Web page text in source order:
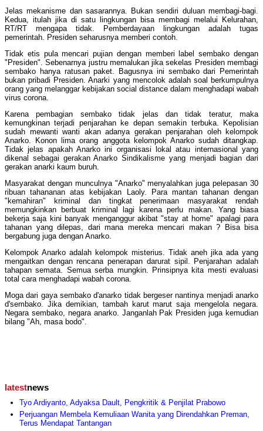
Jelas mekanisme dan sasarannya. Bukan sendiri duluan membagi-bagi.
Kedua, itulah jika di satu lingkungan bisa membagi melalui Kelurahan,
RT/RT mengapa tidak. Pemberdayaan lingkungan adalah tugas
pemerintah. Presiden seharusnya memberi contoh.
Tidak etis pula mencari pujian dengan memberi label sembako dengan
"Presiden". Sebenarnya justru memalukan jika sekelas Presiden membagi
sembako hanya ratusan paket. Bagusnya ini sembako dari Pemerintah
bukan pribadi Presiden. Anarki yang mencolok adalah soal berkumpulnya
orang yang melanggar kebijakan social distance dalam menghadapi wabah
virus corona.
Karena pembagian sembako tidak jelas dan tidak teratur, maka
kemungkinan terjadi penjarahan ke depan semakin terbuka. Kepolisian
sudah mewanti wanti akan adanya gerakan penjarahan oleh kelompok
Anarko. Konon lima orang anggota kelompok Anarko sudah ditangkap.
Tidak jelas apakah Anarko ini organisasi lokal atau internasional yang
dikenal sebagai gerakan Anarko Sindikalisme yang menjadi bagian dari
gerakan anarki kaum buruh.
Masyarakat dengan munculnya "Anarko" menyalahkan juga pelepasan 30
ribuan tahananan atas kebijakan Laoly. Para mantan tahanan dengan
"kemahiran" kriminal dan tingkat penerimaan masyarakat rendah
memungkinkan berbuat kriminal lagi karena perlu makan. Yang biasa
bekerja saja kini banyak menganggur akibat "stay at home" apalagi para
tahanan yang dilepas, dari mana mereka mencari makan ? Bisa bisa
bergabung juga dengan Anarko.
Kelompok Anarko adalah kelompok misterius. Tidak aneh jika ada yang
mengaitkan dengan rencana penerapan darurat sipil. Penjarahan adalah
tahapan semata. Semua serba mungkin. Prinsipnya kita mesti evaluasi
total cara menghadapi wabah corona.
Moga dari gaya sembako d'anarko tidak bergeser nantinya menjadi anarko
d'sembako. Jika demikian, tambah karut marut saja mengelola negara.
Negara sembako, negara anarko. Janganlah Pak Presiden juga kemudian
bilang "Ah, masa bodo".
latestnews
Tyo Ardiyanto, Adyaksa Dault, Pengkritik & Penjilat Prabowo
Perjuangan Membela Kemuliaan Wanita yang Direndahkan Preman,
Terus Mendapat Tantangan